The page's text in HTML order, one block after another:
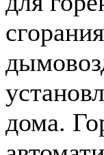
дома.